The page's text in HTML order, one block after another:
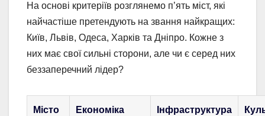
На основі критеріїв розглянемо п’ять міст, які
найчастіше претендують на звання найкращих:
Київ, Львів, Одеса, Харків та Дніпро. Кожне з
них має свої сильні сторони, але чи є серед них
беззаперечний лідер?
Місто Економіка Інфраструктура